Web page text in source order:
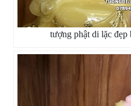
tượng phật di lặc đẹp